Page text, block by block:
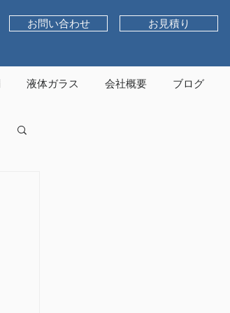
お問い合わせ お見積り
液体ガラス 会社概要 ブログ